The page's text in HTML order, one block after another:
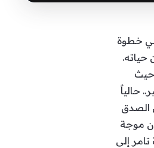
خطوة
حياته.
حيث
حالياً
الصدق
موجة
إلى